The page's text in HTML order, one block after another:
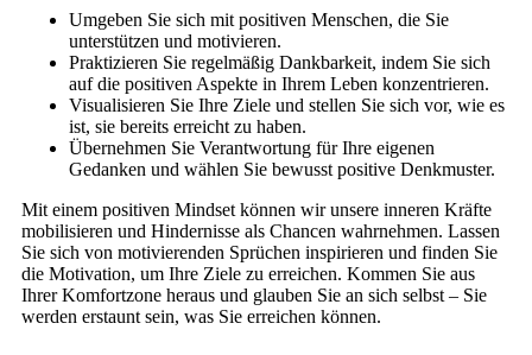
Umgeben Sie sich mit positiven Menschen, die Sie
unterstützen und motivieren.
Praktizieren Sie regelmäßig Dankbarkeit, indem Sie sich
auf die positiven Aspekte in Ihrem Leben konzentrieren.
Visualisieren Sie Ihre Ziele und stellen Sie sich vor, wie es
ist, sie bereits erreicht zu haben.
Übernehmen Sie Verantwortung für Ihre eigenen
Gedanken und wählen Sie bewusst positive Denkmuster.
Mit einem positiven Mindset können wir unsere inneren Kräfte
mobilisieren und Hindernisse als Chancen wahrnehmen. Lassen
Sie sich von motivierenden Sprüchen inspirieren und finden Sie
die Motivation, um Ihre Ziele zu erreichen. Kommen Sie aus
Ihrer Komfortzone heraus und glauben Sie an sich selbst – Sie
werden erstaunt sein, was Sie erreichen können.